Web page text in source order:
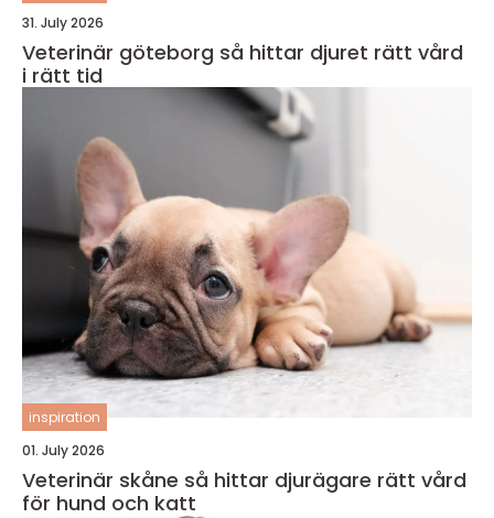
31. July 2026
Veterinär göteborg så hittar djuret rätt vård
i rätt tid
inspiration
01. July 2026
Veterinär skåne så hittar djurägare rätt vård
för hund och katt